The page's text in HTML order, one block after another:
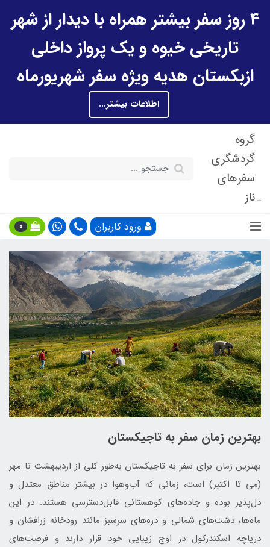
4 روز سفر بیشتر همراه با دیدار از شهر
تاریخی خیوه و یک پرواز داخلی
ازبکستان هدیه ویژه سفر شهریورماه
اطلاعات بیشتر...
گروه
گردشگری
سفرهای
ناز
ورود کاربران 0
بهترین زمان سفر به تاجیکستان
بهترین زمان برای سفر به تاجیکستان به‌طور کلی از اردیبهشت تا مهر
(می تا اکتبر) است، زمانی که آب‌وهوا در بیشتر مناطق معتدل و
دل‌پذیر بوده و جاده‌های کوهستانی قابل‌دسترسی هستند. در این
ماه‌ها، دشت‌های شمالی و دره‌های سرسبز مانند رودخانه زرافشان و
دریاچه اسکندرکول در اوج زیبایی خود قرار دارند و فرصت‌های